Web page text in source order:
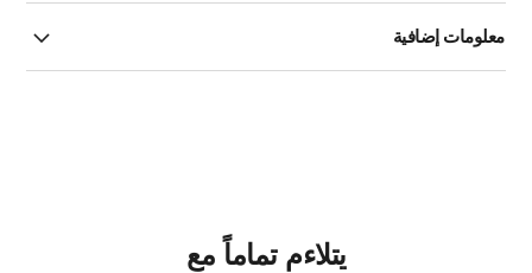
معلومات إضافية
يتلاءم تماماً مع